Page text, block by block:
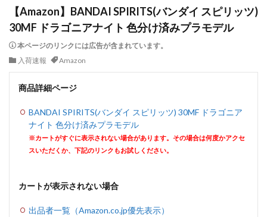
【Amazon】BANDAI SPIRITS(バンダイ スピリッツ)
30MF ドラゴニアナイト 色分け済みプラモデル
本ページのリンクには広告が含まれています。
入荷速報
Amazon
商品詳細ページ
BANDAI SPIRITS(バンダイ スピリッツ) 30MF ドラゴニア
ナイト 色分け済みプラモデル
※カートがすぐに表示されない場合があります。その場合は何度かアクセ
スいただくか、下記のリンクもお試しください。
カートが表示されない場合
出品者一覧（Amazon.co.jp優先表示）